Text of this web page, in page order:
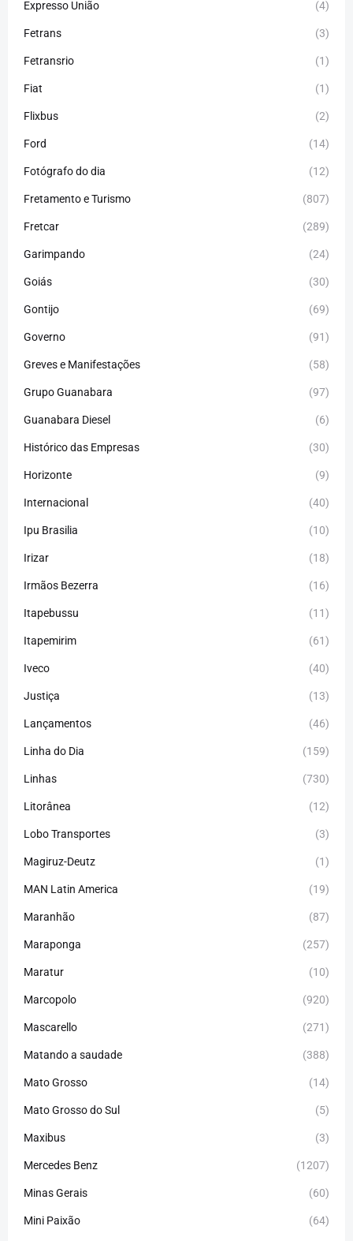
Expresso União (4)
Fetrans (3)
Fetransrio (1)
Fiat (1)
Flixbus (2)
Ford (14)
Fotógrafo do dia (12)
Fretamento e Turismo (807)
Fretcar (289)
Garimpando (24)
Goiás (30)
Gontijo (69)
Governo (91)
Greves e Manifestações (58)
Grupo Guanabara (97)
Guanabara Diesel (6)
Histórico das Empresas (30)
Horizonte (9)
Internacional (40)
Ipu Brasilia (10)
Irizar (18)
Irmãos Bezerra (16)
Itapebussu (11)
Itapemirim (61)
Iveco (40)
Justiça (13)
Lançamentos (46)
Linha do Dia (159)
Linhas (730)
Litorânea (12)
Lobo Transportes (3)
Magiruz-Deutz (1)
MAN Latin America (19)
Maranhão (87)
Maraponga (257)
Maratur (10)
Marcopolo (920)
Mascarello (271)
Matando a saudade (388)
Mato Grosso (14)
Mato Grosso do Sul (5)
Maxibus (3)
Mercedes Benz (1207)
Minas Gerais (60)
Mini Paixão (64)